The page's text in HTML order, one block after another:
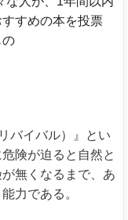
すめの本を投票
の
バイバル）』とい
険が迫ると自然と
無くなるまで、あ
力である。